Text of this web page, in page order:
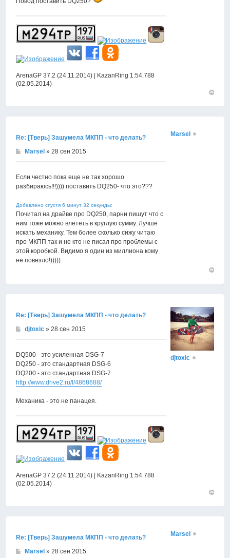
ArenaGP 37.2 (24.11.2014) | KazanRing 1:54.788
(02.05.2014)
Re: [Тверь] Зашумела МКПП - что делать?
Marsel » 28 сен 2015
Если честно пока еще не так хорошо
разбираюсь!!!)))) поставить DQ250- что это???
Добавлено спустя 6 минут 32 секунды:
Почитал на драйве про DQ250, парни пишут что с
ним тоже можно влететь в круглую сумму. Лучше
искать механику. Тем более сколько сижу читаю
про МКПП так и не кто не писал про проблемы с
этой коробкой. Видимо я один из миллиона кому
не повезло!)))))
Marsel
Re: [Тверь] Зашумела МКПП - что делать?
djtoxic » 28 сен 2015
DQ500 - это усиленная DSG-7
DQ250 - это стандартная DSG-6
DQ200 - это стандартная DSG-7
http://www.drive2.ru/l/4868688/
Механика - это не панацея.
ArenaGP 37.2 (24.11.2014) | KazanRing 1:54.788
(02.05.2014)
djtoxic
Re: [Тверь] Зашумела МКПП - что делать?
Marsel » 28 сен 2015
Marsel